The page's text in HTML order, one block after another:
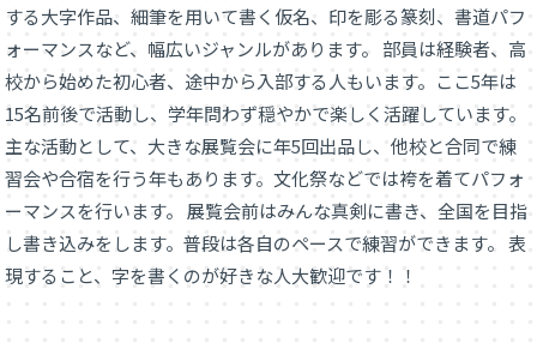
する大字作品、細筆を用いて書く仮名、印を彫る篆刻、書道パフ
ォーマンスなど、幅広いジャンルがあります。 部員は経験者、高
校から始めた初心者、途中から入部する人もいます。ここ5年は
15名前後で活動し、学年問わず穏やかで楽しく活躍しています。
主な活動として、大きな展覧会に年5回出品し、他校と合同で練
習会や合宿を行う年もあります。文化祭などでは袴を着てパフォ
ーマンスを行います。 展覧会前はみんな真剣に書き、全国を目指
し書き込みをします。普段は各自のペースで練習ができます。 表
現すること、字を書くのが好きな人大歓迎です！！